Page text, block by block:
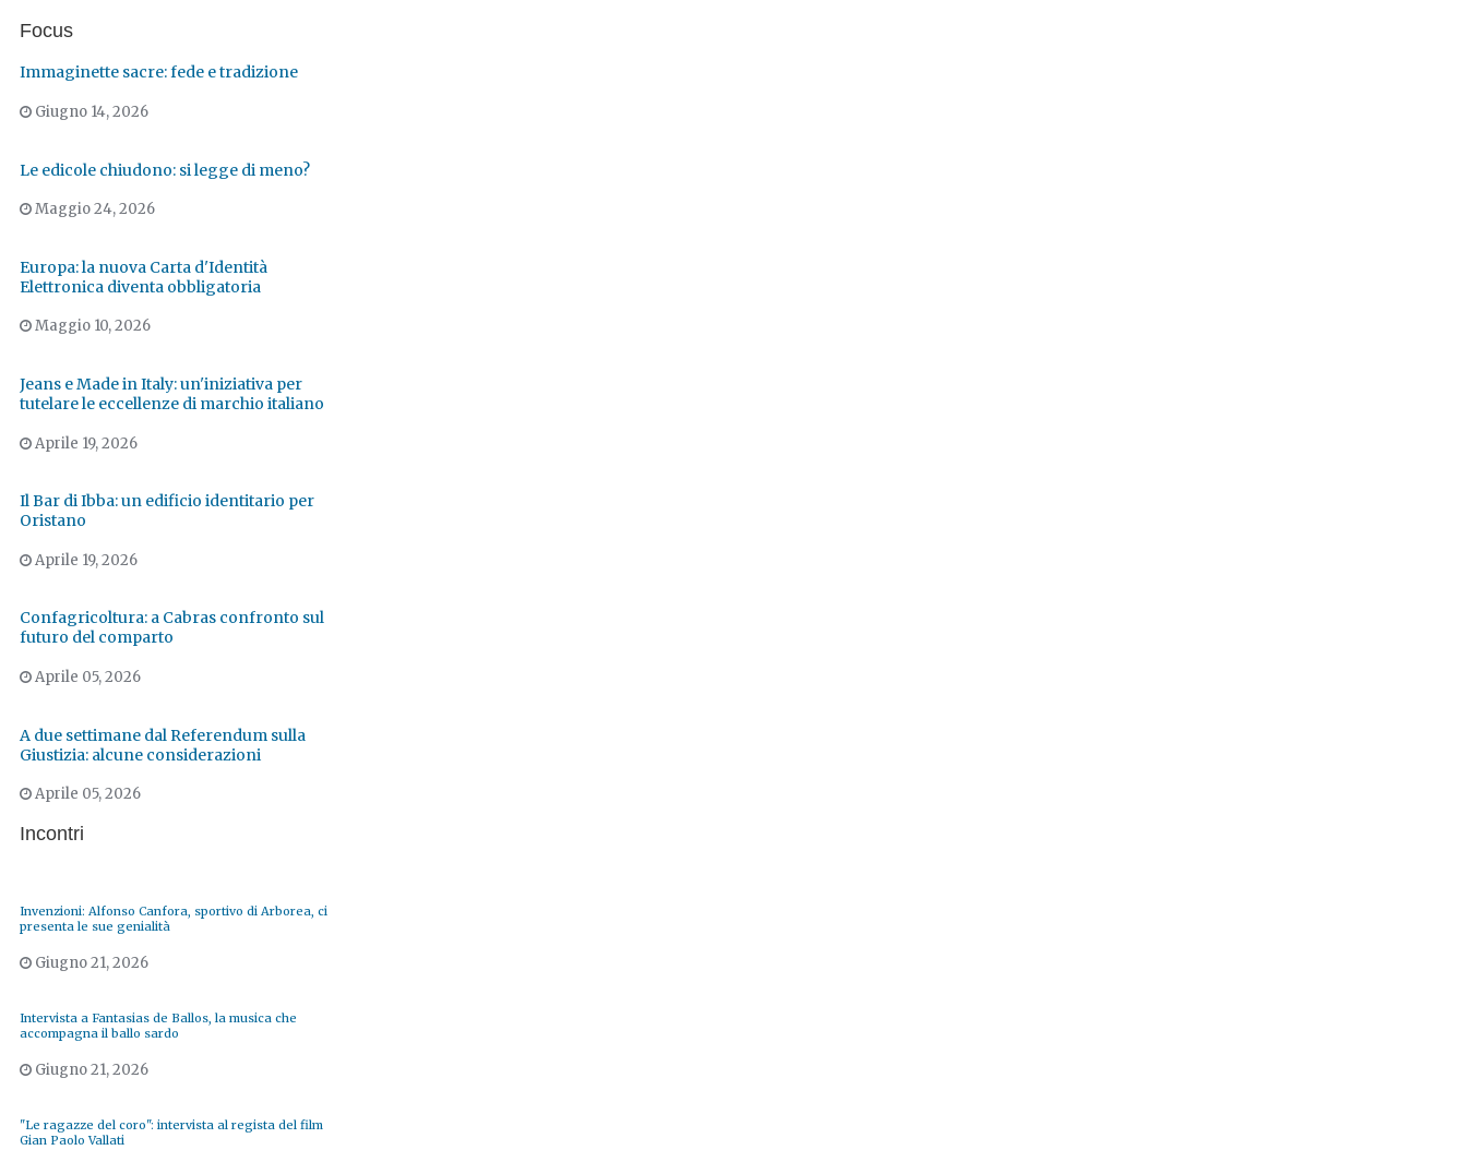
Focus
Immaginette sacre: fede e tradizione
Giugno 14, 2026
Le edicole chiudono: si legge di meno?
Maggio 24, 2026
Europa: la nuova Carta d'Identità
Elettronica diventa obbligatoria
Maggio 10, 2026
Jeans e Made in Italy: un'iniziativa per
tutelare le eccellenze di marchio italiano
Aprile 19, 2026
Il Bar di Ibba: un edificio identitario per
Oristano
Aprile 19, 2026
Confagricoltura: a Cabras confronto sul
futuro del comparto
Aprile 05, 2026
A due settimane dal Referendum sulla
Giustizia: alcune considerazioni
Aprile 05, 2026
Incontri
Invenzioni: Alfonso Canfora, sportivo di Arborea, ci
presenta le sue genialità
Giugno 21, 2026
Intervista a Fantasias de Ballos, la musica che
accompagna il ballo sardo
Giugno 21, 2026
"Le ragazze del coro": intervista al regista del film
Gian Paolo Vallati